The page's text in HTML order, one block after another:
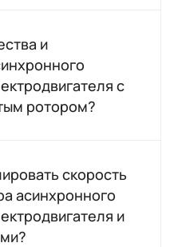
и
с
ротором?
скорость
асинхронного
и